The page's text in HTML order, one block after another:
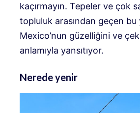
kaçırmayın. Tepeler ve çok
topluluk arasından geçen
Mexico’nun güzelliğini ve
anlamıyla yansıtıyor.
Nerede yenir